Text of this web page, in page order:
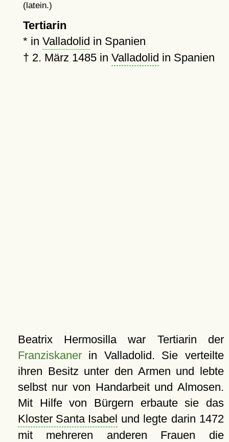
(latein.)
Tertiarin
* in Valladolid in Spanien
† 2. März 1485in Valladolid in Spanien
Beatrix Hermosilla war Tertiarin der
Franziskanerin Valladolid. Sie verteilte
ihren Besitz unter den Armen und lebte
selbst nur von Handarbeit und Almosen.
Mit Hilfe von Bürgern erbaute sie das
Kloster Santa Isabel und legte darin 1472
mit mehreren anderen Frauen die